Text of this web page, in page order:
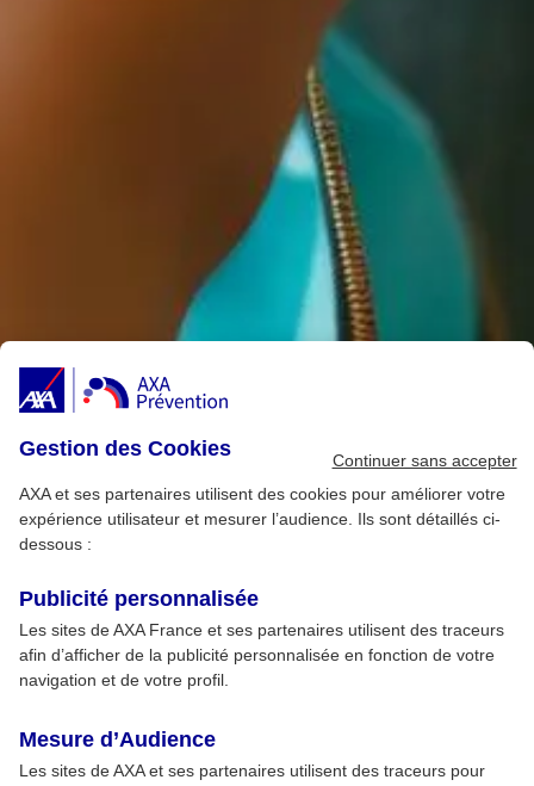
Gestion des Cookies
AXA et ses partenaires utilisent des cookies pour améliorer votre
expérience utilisateur et mesurer l’audience. Ils sont détaillés ci-
dessous :
Publicité personnalisée
Les sites de AXA France et ses partenaires utilisent des traceurs
afin d’afficher de la publicité personnalisée en fonction de votre
navigation et de votre profil.
Mesure d’Audience
Les sites de AXA et ses partenaires utilisent des traceurs pour
Continuer sans accepter